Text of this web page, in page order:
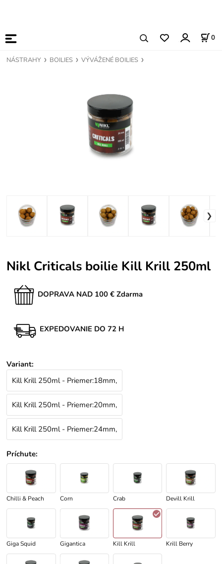
0
NÁSTRAHY BOILIES VÝVÁŽENÉ BOILIES
Nikl Criticals boilie Kill Krill 250ml
DOPRAVA NAD 100 € Zdarma
EXPEDOVANIE DO 72 H
Variant:
Kill Krill 250ml - Priemer:18mm,
Kill Krill 250ml - Priemer:20mm,
Kill Krill 250ml - Priemer:24mm,
Príchute:
Chilli & Peach Corn Crab Devill Krill
Giga Squid Gigantica Kill Krill Krill Berry